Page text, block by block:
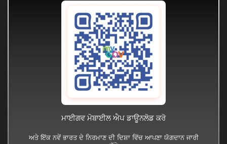
ਮਾਈਗਵ ਮੋਬਾਈਲ ਐਪ ਡਾਊਨਲੋਡ ਕਰੋ
ਅਤੇ ਇੱਕ ਨਵੇਂ ਭਾਰਤ ਦੇ ਨਿਰਮਾਣ ਦੀ ਦਿਸ਼ਾ ਵਿੱਚ ਆਪਣਾ ਯੋਗਦਾਨ ਜਾਰੀ